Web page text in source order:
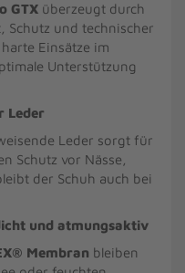
GTX überzeugt durch
Schutz und technischer
Einsätze im
Unterstützung
Leder
Leder sorgt für
Schutz vor Nässe,
der Schuh auch bei
und atmungsaktiv
Membran bleiben